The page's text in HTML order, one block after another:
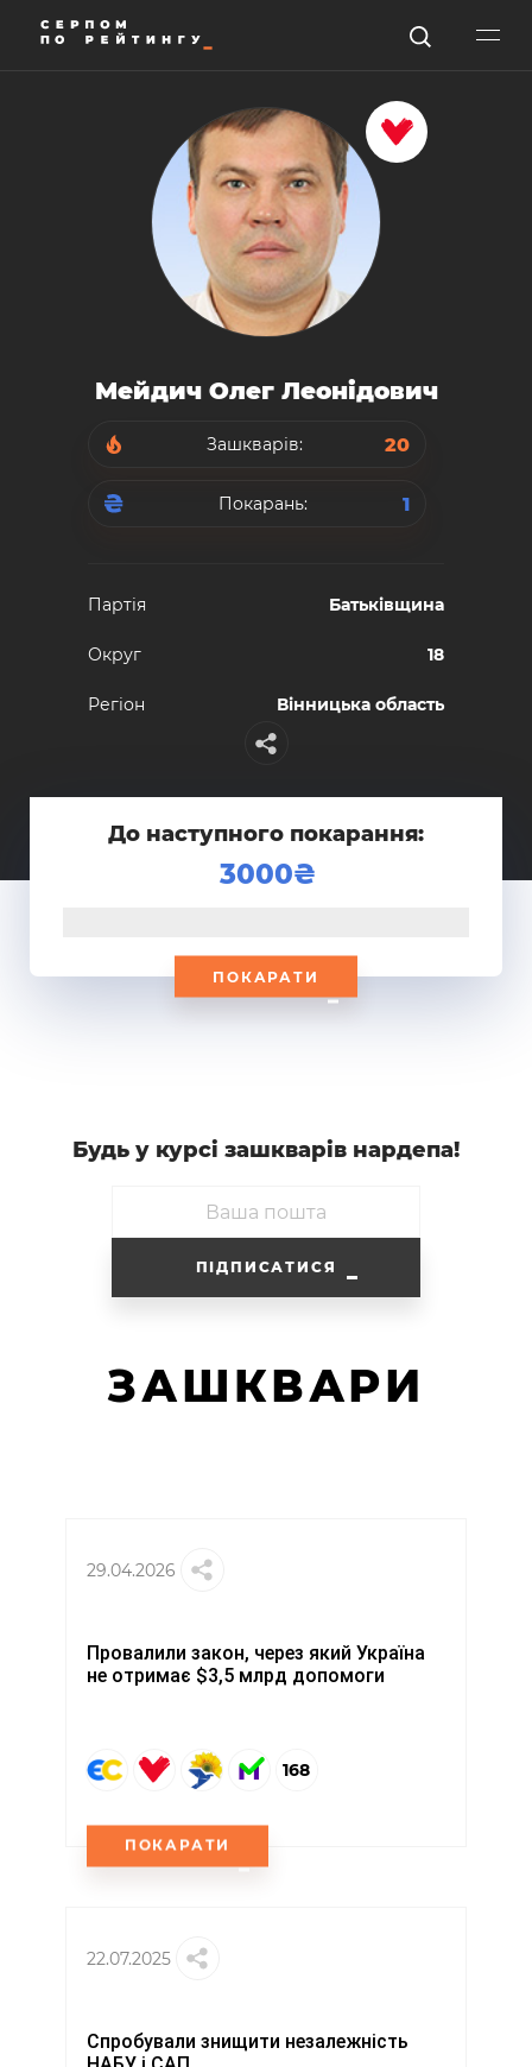
Мейдич Олег Леонідович
Зашкварів: 20
Покарань: 1
Партiя Батьківщина
Округ 18
Регiон Вінницька область
До наступного покарання:
3000
ПОКАРАТИ
Будь у курсi зашкварiв нардепа!
ПІДПИСАТИСЯ
ЗАШКВАРИ
29.04.2026
Провалили закон, через який Україна
не отримає $3,5 млрд допомоги
168
ПОКАРАТИ
22.07.2025
Спробували знищити незалежність